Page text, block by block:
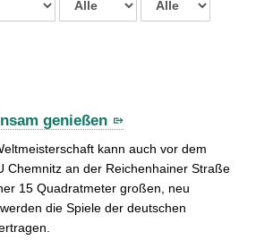
genießen
kann auch vor dem
Chemnitz an der Reichenhainer Straße
15 Quadratmeter großen, neu
die Spiele der deutschen